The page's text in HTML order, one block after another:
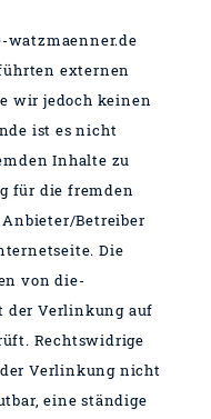
watzmaenner.de
externen
wir jedoch keinen
ist es nicht
Inhalte zu
für die fremden
Betreiber
Die
von die-
der Verlinkung auf
Rechtswidrige
Verlinkung nicht
eine ständige